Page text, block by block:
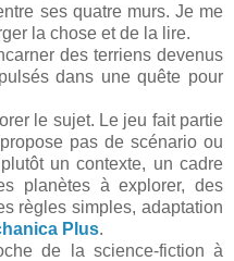
ses quatre murs. Je me
la chose et de la lire.
des terriens devenus
dans une quête pour
le sujet. Le jeu fait partie
pas de scénario ou
un contexte, un cadre
planètes à explorer, des
règles simples, adaptation
Plus.
de la science-fiction à